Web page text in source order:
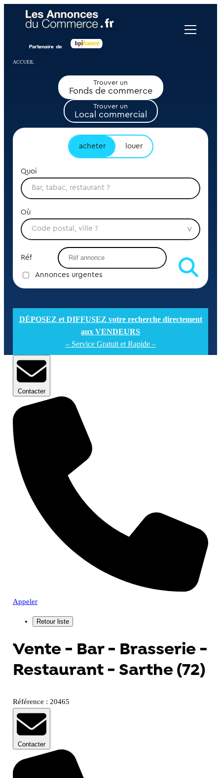
ACCUEIL
Trouver un
Fonds de commerce
Trouver un
Local commercial
acheter louer
Quoi
Où
Réf
Annonces urgentes
DÉPOSEZ et DIFFUSEZ votre recherche directement
aux VENDEURS
– Service Gratuit et Rapide –
Contacter
Appeler
Vente - Bar - Brasserie -
Restaurant - Sarthe (72)
Référence : 20465
Contacter
Panneau de gestion des cookies